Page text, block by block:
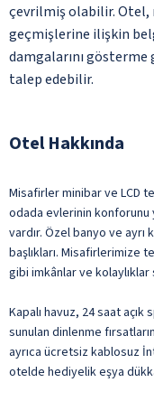
çevrilmiş olabilir. Otel,
geçmişlerine ilişkin
damgalarını gösterme
talep edebilir.
Otel Hakkında
Misafirler minibar ve LCD
odada evlerinin
vardır. Özel banyo ve
başlıkları. Misafirlerimize
gibi imkânlar ve kolaylıklar
Kapalı havuz, 24 saat
sunulan dinlenme
ayrıca ücretsiz kablosuz
otelde hediyelik eşya